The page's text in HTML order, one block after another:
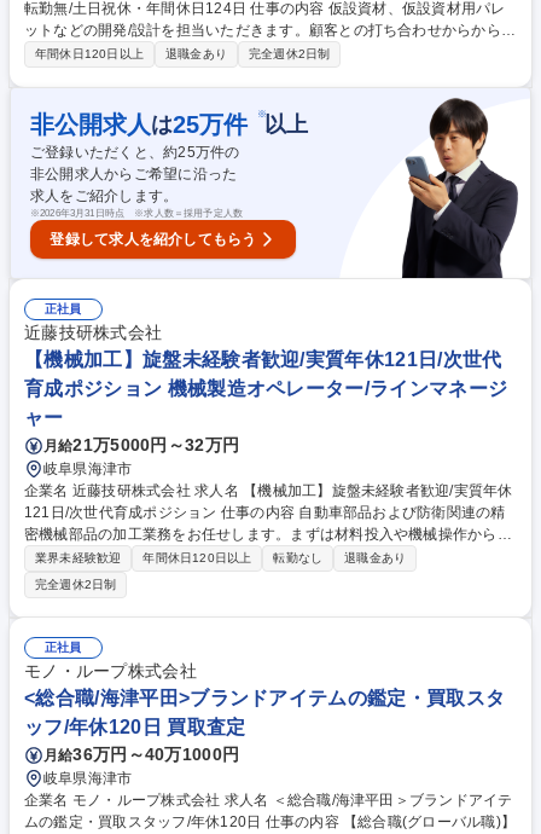
転勤無/土日祝休・年間休日124日 仕事の内容 仮設資材、仮設資材用パレ
ットなどの開発/設計を担当いただきます。顧客との打ち合わせからから開
発、設計、試作、試験まで幅広く関わります。教育体制も充実しておりま
すが、ほとんどの建設に不可欠であり、人の命を守る重要な商品です。 ■
一般的な足場は組むのに特殊な技術が必要なのに対し、当社が製造する 楔
形緊結足場は組むのが簡単で、工期の短縮やコストダウンにつながって い
ます。■多くの鉄鋼メーカーが利益確保に苦戦する中、信和の営業利益率
は2桁にも上ります。 募集職種 【岐阜/商品開発・設計】CAD使用経験歓
迎/転勤無/土日祝休・年間休日124日
年間休日120日以上 退職金あり 完全週休2日制
非公開求人 は25万件 ※以上
ご登録いただくと、約25万件の
非公開求人からご希望に沿った
求人をご紹介します。
※2026年3月31日時点 ※求人数＝採用予定人数
登録して求人を紹介してもらう
正社員
近藤技研株式会社
【機械加工】旋盤未経験者歓迎/実質年休121日/次世代
育成ポジション 機械製造オペレーター/ラインマネージ
ャー
月給21万5000円～32万円
岐阜県海津市
企業名 近藤技研株式会社 求人名 【機械加工】旋盤未経験者歓迎/実質年休
121日/次世代育成ポジション 仕事の内容 自動車部品および防衛関連の精
密機械部品の加工業務をお任せします。まずは材料投入や機械操作からス
タートし、将来的には旋盤・NC旋盤などの技能習得を目指していただき
ます。 ■機械加工：旋盤・NC旋盤などを使用した精密機械部品の加工業
務 ■機械操作：材料投入、機械の段取り補助、加工後の確認作業 ■複数台
の機械を担当しながら、生産の流れや加工技術を習得 経験や適性に応じ
て、自動車部品または防衛関連部品の加工を担当いただきます。ベテラン
社員も多く、丁寧に教えますので技術取得ができます。分からない事など
気軽にご相談いただける環境です。 募集職種 【機械加工】旋盤未経験者
歓迎/実質年休121日/次世代育成ポジション
業界未経験歓迎 年間休日120日以上 転勤なし
退職金あり
完全週休2日制
正社員
モノ・ループ株式会社
<総合職/海津平田>ブランドアイテムの鑑定・買取スタ
ッフ/年休120日 買取査定
月給36万円～40万1000円
岐阜県海津市
企業名 モノ・ループ株式会社 求人名 ＜総合職/海津平田＞ブランドアイテ
ムの鑑定・買取スタッフ/年休120日 仕事の内容 【総合職(グローバル職)】